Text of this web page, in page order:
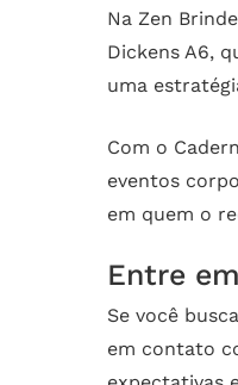
Na Zen
Dickens A6,
uma
Com o
eventos
em quem o
Entre
Se você
em contato